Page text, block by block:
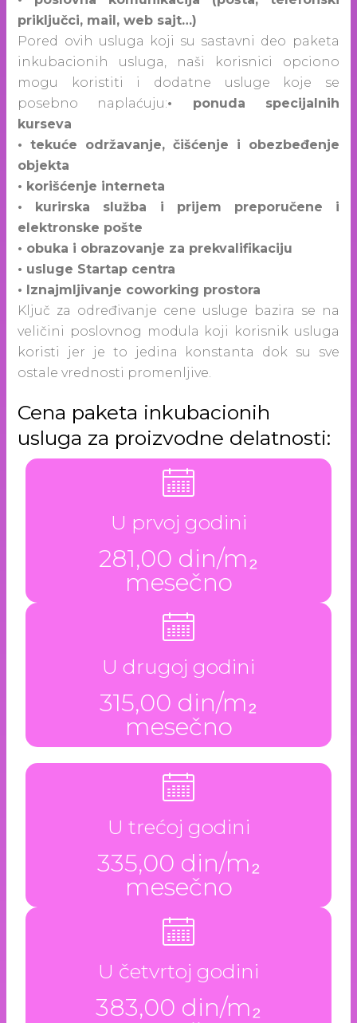
priključci, mail, web sajt…)
Pored ovih usluga koji su sastavni deo paketa
inkubacionih usluga, naši korisnici opciono
mogu koristiti i dodatne usluge koje se
posebno naplaćuju:• ponuda specijalnih
kurseva
• tekuće održavanje, čišćenje i obezbeđenje
objekta
• korišćenje interneta
• kurirska služba i prijem preporučene i
elektronske pošte
• obuka i obrazovanje za prekvalifikaciju
• usluge Startap centra
• Iznajmljivanje coworking prostora
Ključ za određivanje cene usluge bazira se na
veličini poslovnog modula koji korisnik usluga
koristi jer je to jedina konstanta dok su sve
ostale vrednosti promenljive.
Cena paketa inkubacionih
usluga za proizvodne delatnosti:
U prvoj godini
281,00 din/m₂
mesečno
U drugoj godini
315,00 din/m₂
mesečno
U trećoj godini
335,00 din/m₂
mesečno
U četvrtoj godini
383,00 din/m₂